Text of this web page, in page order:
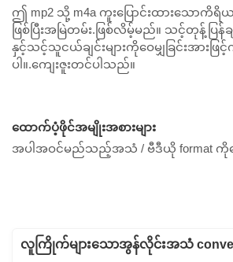
ဤ mp2 သို့ m4a ကူးပြောင်းထားသောကိ
ဖြစ်ပြီးအမြဲတမ်း.ဖြစ်လိမ့်မည်။ သင့်တုန့်ပြန်ခ
နှင့်သင့်သူငယ်ချင်းများကိုဝေမျှခြင်းအား
ပါ။.ကျေးဇူးတင်ပါသည်။
ထောက်ပံ့ဖိုင်အမျိုးအစားများ
အပါအဝင်မည်သည့်အသံ / ဗီဒီယို format
လူကြိုက်များသောအွန်လိုင်းအသံ